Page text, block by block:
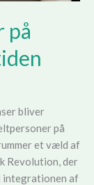
på
bliver
på
et væld af
Revolution, der
integrationen af